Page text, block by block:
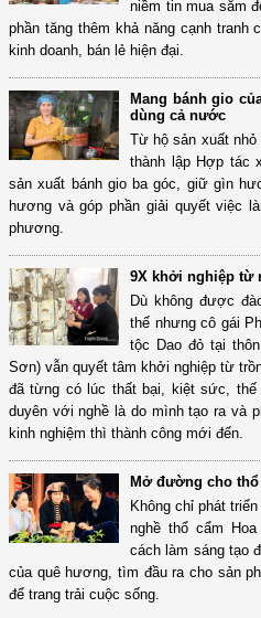
niềm tin mua sắm
phần tăng thêm khả năng cạnh
kinh doanh, bán lẻ hiện đại.
Mang bánh gio
dùng cả nước
Từ hộ sản xuất nhỏ
thành lập Hợp tác
sản xuất bánh gio ba góc, giữ gìn
hương và góp phần giải quyết việc
phương.
9X khởi nghiệp từ
Dù không được
thế nhưng cô gái
tộc Dao đỏ tại
Sơn) vẫn quyết tâm khởi nghiệp từ
đã từng có lúc thất bại, kiệt sức,
duyên với nghề là do mình tạo ra và
kinh nghiệm thì thành công mới đến.
Mở đường cho
Không chỉ phát
nghề thổ cẩm
cách làm sáng tạo
của quê hương, tìm đầu ra cho sản
để trang trải cuộc sống.